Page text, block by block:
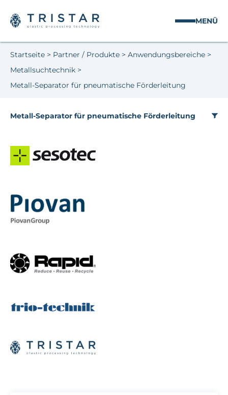
MENÜ
Startseite > Partner / Produkte > Anwendungsbereiche >
Metallsuchtechnik >
Metall-Separator für pneumatische Förderleitung
Metall-Separator für pneumatische Förderleitung